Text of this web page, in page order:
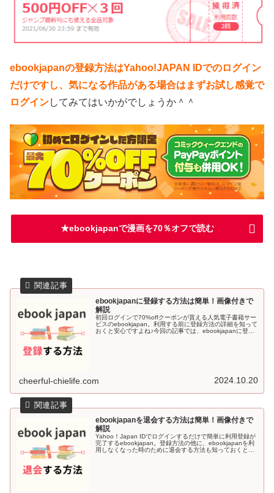
ebookjapanの登録方法はYahoo!JAPAN IDでのログイン
だけですし、気になる作品がある場合はまずお試し感覚で
ログインしてみてはいかがでしょうか＾＾
★ebookjapanで漫画を70％オフで読む
ebookjapanに登録する方法は簡単！画像付きで
解説
初回ログインで70%offクーポンが貰える人気電子書籍サー
ビスのebookjapan。利用する前に登録方法の詳細を知って
おくと安心ですよね♪今回の記事では、ebookjapanに登録
cheerful-chielife.com 2024.10.20
ebookjapanを退会する方法は簡単！画像付きで
解説
Yahoo！Japan IDでログインするだけで簡単に利用登録が
完了するebookjapan。登録方法の他に、ebookjapanを利
用しなくなった時のために退会する方法も知っておくと安